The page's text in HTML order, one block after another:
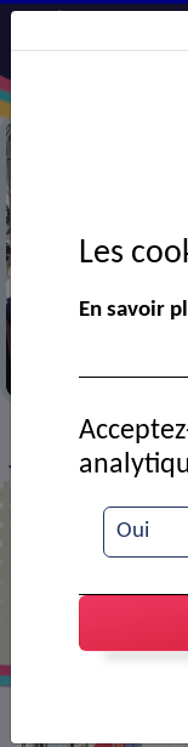
> VIE
Journée nationale
Journée
Les
En savoir
Oui